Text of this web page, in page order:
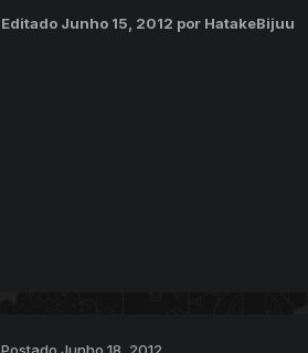
Editado Junho 15, 2012 por HatakeBijuu
Postado Junho 18, 2012